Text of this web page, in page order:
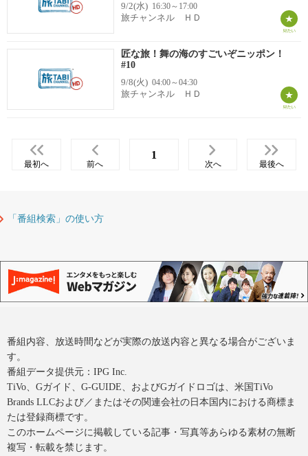
9/2(水) 16:30～17:00
旅チャンネル ＨＤ
匠な旅！舞の海のすごいぞニッポン！
#10
9/8(火) 04:00～04:30
旅チャンネル ＨＤ
最初へ 前へ
1
次へ 最後へ
「番組検索」の使い方
番組内容、放送時間などが実際の放送内容と異なる場合がございま
す。
番組データ提供元：IPG Inc.
TiVo、Gガイド、G-GUIDE、およびGガイドロゴは、米国TiVo
Brands LLCおよび／またはその関連会社の日本国内における商標ま
たは登録商標です。
このホームページに掲載している記事・写真等あらゆる素材の無断
複写・転載を禁じます。